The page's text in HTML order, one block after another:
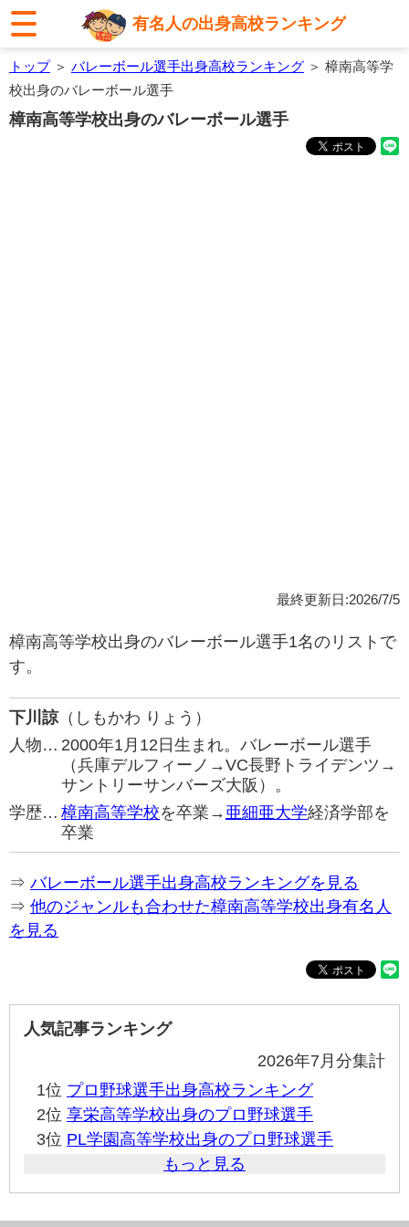
有名人の出身高校ランキング
トップ＞ バレーボール選手出身高校ランキング ＞ 樟南高等学
校出身のバレーボール選手
樟南高等学校出身のバレーボール選手
最終更新日:2026/7/5
樟南高等学校出身のバレーボール選手1名のリストで
す。
下川諒（しもかわ りょう）
人物… 2000年1月12日生まれ。バレーボール選手
（兵庫デルフィーノ→VC長野トライデンツ→
サントリーサンバーズ大阪）。
学歴… 樟南高等学校を卒業→ 亜細亜大学経済学部を
卒業
⇒ バレーボール選手出身高校ランキングを見る
⇒ 他のジャンルも合わせた樟南高等学校出身有名人
を見る
人気記事ランキング
2026年7月分集計
1位 プロ野球選手出身高校ランキング
2位 享栄高等学校出身のプロ野球選手
3位 PL学園高等学校出身のプロ野球選手
もっと見る